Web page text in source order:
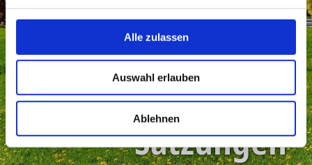
Alle zulassen
Auswahl erlauben
Ablehnen
Satzungen